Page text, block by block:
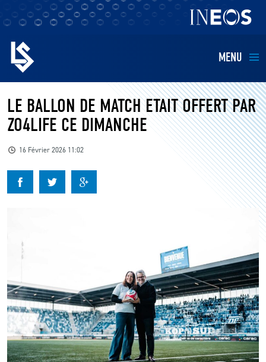
MENU
EQUIPES
BILLETTERIE
KIDS
RESTAURATION
CLUB
CONTACT
ACTUALITÉS
LE BALLON DE MATCH ETAIT OFFERT PAR
ZO4LIFE CE DIMANCHE
16 Février 2026 11:02